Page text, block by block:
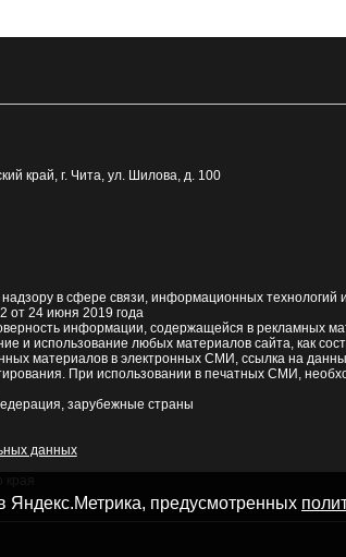
край, г. Чита, ул. Шилова, д. 100
в сфере связи, информационных технологий
от 24 июня 2019 года
информации, содержащейся в рекламных
и использование любых материалов сайта, как
материалов в электронных СМИ, ссылка на
При использовании в печатных СМИ,
зарубежные страны
данных
Яндекс.Метрика, предусмотренных